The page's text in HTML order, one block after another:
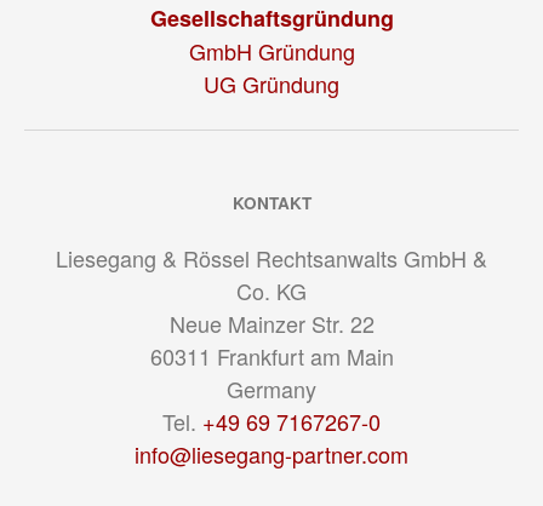
Gesellschaftsgründung
GmbH Gründung
UG Gründung
KONTAKT
Liesegang & Rössel Rechtsanwalts GmbH &
Co. KG
Neue Mainzer Str. 22
60311 Frankfurt am Main
Germany
Tel. +49 69 7167267-0
info@liesegang-partner.com